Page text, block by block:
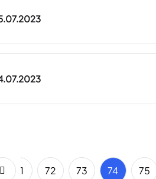
71 72 73 74 75